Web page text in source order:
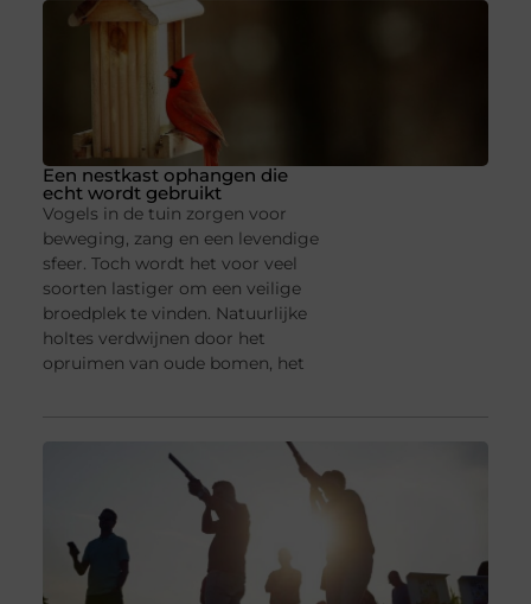
Een nestkast ophangen die
echt wordt gebruikt
Vogels in de tuin zorgen voor
beweging, zang en een levendige
sfeer. Toch wordt het voor veel
soorten lastiger om een veilige
broedplek te vinden. Natuurlijke
holtes verdwijnen door het
opruimen van oude bomen, het